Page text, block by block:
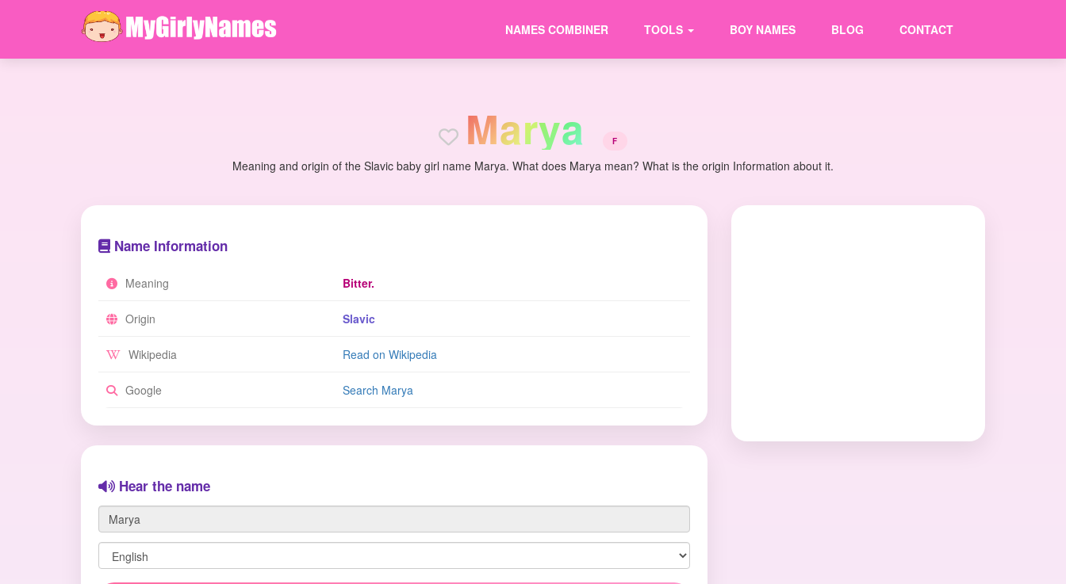
NAMES COMBINER TOOLS BOY NAMES BLOG CONTACT
Marya F
Meaning and origin of the Slavic baby girl name Marya. What does Marya mean? What is the origin Information about it.
Name Information
Meaning Bitter.
Origin Slavic
Wikipedia Read on Wikipedia
Google Search Marya
Hear the name